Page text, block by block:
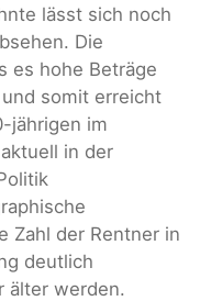
lässt sich noch
Die
es hohe Beträge
somit erreicht
jährigen im
in der
Zahl der Rentner in
deutlich
älter werden.